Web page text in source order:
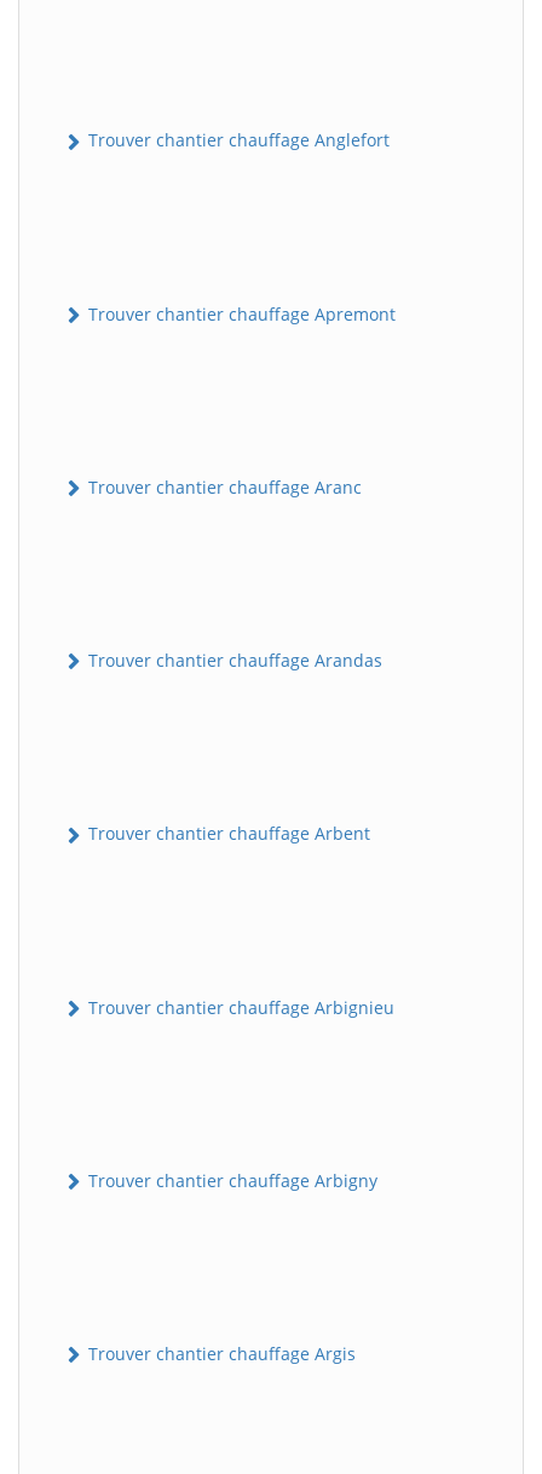
Trouver chantier chauffage Anglefort
Trouver chantier chauffage Apremont
Trouver chantier chauffage Aranc
Trouver chantier chauffage Arandas
Trouver chantier chauffage Arbent
Trouver chantier chauffage Arbignieu
Trouver chantier chauffage Arbigny
Trouver chantier chauffage Argis